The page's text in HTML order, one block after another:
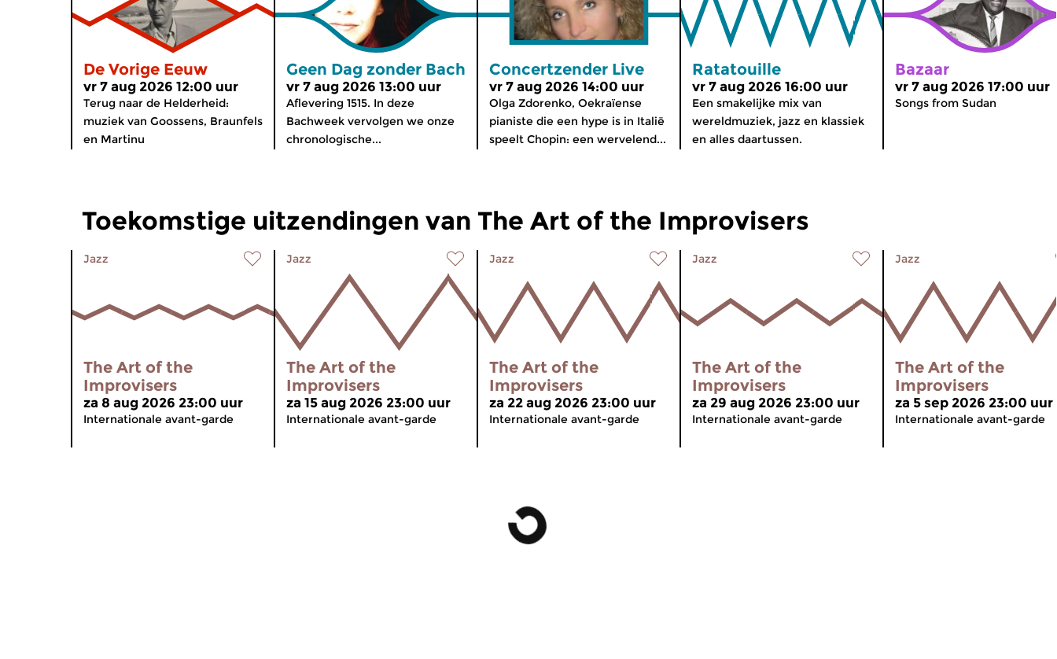
De Vorige Eeuw
vr 7 aug 2026 12:00 uur
Terug naar de Helderheid:
muziek van Goossens, Braunfels
en Martinu
Geen Dag zonder Bach
vr 7 aug 2026 13:00 uur
Aflevering 1515. In deze
Bachweek vervolgen we onze
chronologische...
Concertzender Live
vr 7 aug 2026 14:00 uur
Olga Zdorenko, Oekraïense
pianiste die een hype is in Italië
speelt Chopin: een wervelend...
Ratatouille
vr 7 aug 2026 16:00 uur
Een smakelijke mix van
wereldmuziek, jazz en klassiek
en alles daartussen.
Bazaar
vr 7 aug 2026 17:00 uur
Songs from Sudan
Toekomstige uitzendingen van The Art of the Improvisers
Jazz
The Art of the
Improvisers
za 8 aug 2026 23:00 uur
Internationale avant-garde
Jazz
The Art of the
Improvisers
za 15 aug 2026 23:00 uur
Internationale avant-garde
Jazz
The Art of the
Improvisers
za 22 aug 2026 23:00 uur
Internationale avant-garde
Jazz
The Art of the
Improvisers
za 29 aug 2026 23:00 uur
Internationale avant-garde
Jazz
The Art of the
Improvisers
za 5 sep 2026 23:00 uur
Internationale avant-garde